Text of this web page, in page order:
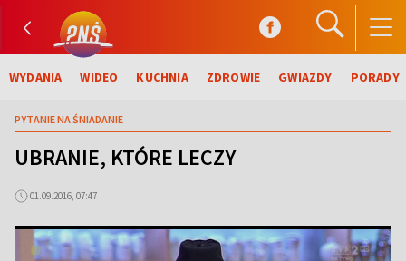
WYDANIA WIDEO KUCHNIA ZDROWIE GWIAZDY PORADY
PYTANIE NA ŚNIADANIE
UBRANIE, KTÓRE LECZY
01.09.2016, 07:47